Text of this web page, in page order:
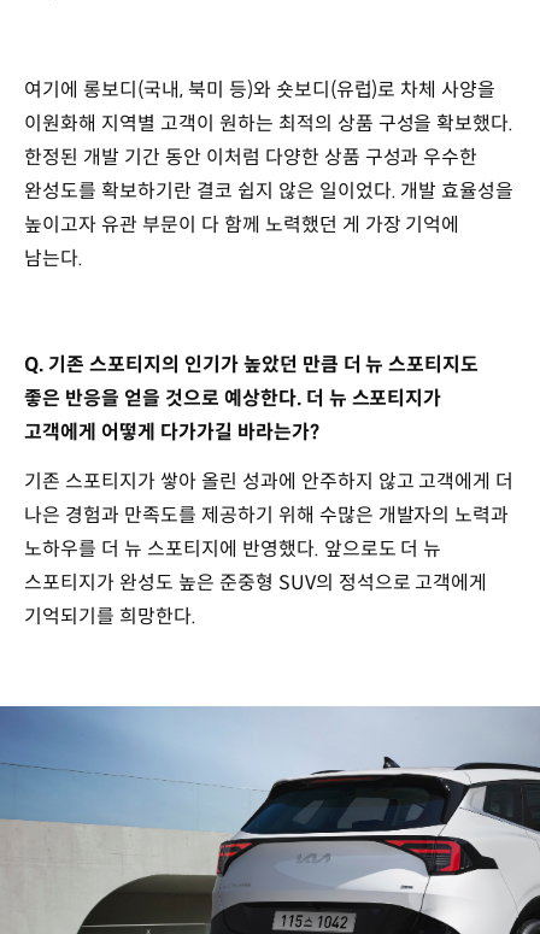
여기에 롱보디(국내, 북미 등)와 숏보디(유럽)로 차체 사양을
이원화해 지역별 고객이 원하는 최적의 상품 구성을 확보했다.
한정된 개발 기간 동안 이처럼 다양한 상품 구성과 우수한
완성도를 확보하기란 결코 쉽지 않은 일이었다. 개발 효율성을
높이고자 유관 부문이 다 함께 노력했던 게 가장 기억에
남는다.
Q. 기존 스포티지의 인기가 높았던 만큼 더 뉴 스포티지도
좋은 반응을 얻을 것으로 예상한다. 더 뉴 스포티지가
고객에게 어떻게 다가가길 바라는가?
기존 스포티지가 쌓아 올린 성과에 안주하지 않고 고객에게 더
나은 경험과 만족도를 제공하기 위해 수많은 개발자의 노력과
노하우를 더 뉴 스포티지에 반영했다. 앞으로도 더 뉴
스포티지가 완성도 높은 준중형 SUV의 정석으로 고객에게
기억되기를 희망한다.